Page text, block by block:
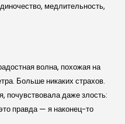
медлительность,
волна, похожая на
Больше никаких страхов.
почувствовала даже злость:
правда — я наконец-то